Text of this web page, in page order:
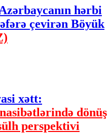
hərbi
çevirən Böyük
xətt:
dönüş
perspektivi